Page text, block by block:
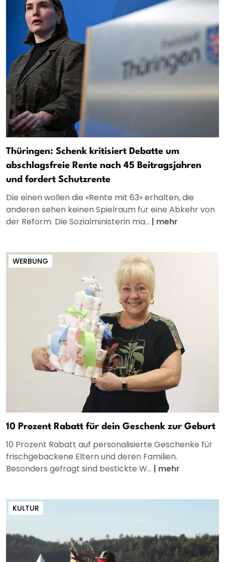
Thüringen: Schenk kritisiert Debatte um
abschlagsfreie Rente nach 45 Beitragsjahren
und fordert Schutzrente
Die einen wollen die «Rente mit 63» erhalten, die
anderen sehen keinen Spielraum für eine Abkehr von
der Reform. Die Sozialministerin ma... | mehr
WERBUNG
10 Prozent Rabatt für dein Geschenk zur Geburt
10 Prozent Rabatt auf personalisierte Geschenke für
frischgebackene Eltern und deren Familien.
Besonders gefragt sind bestickte W... | mehr
KULTUR